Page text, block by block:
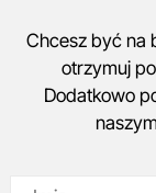
Chcesz być na
otrzymuj
Dodatkowo
naszym